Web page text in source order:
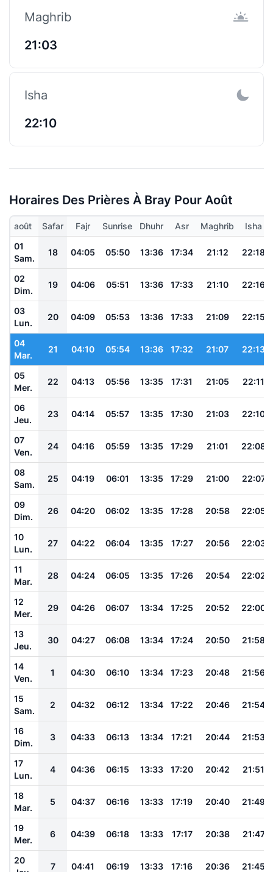
Maghrib
21:03
Isha
22:10
Horaires Des Prières À Bray Pour Août
août Safar Fajr Sunrise Dhuhr Asr Maghrib
Isha
01
Sam.
18 04:05 05:50 13:36 17:34 21:12 22:18
02
Dim.
19 04:06 05:51 13:36 17:33 21:10 22:16
03
Lun.
20 04:09 05:53 13:36 17:33 21:09 22:15
04
Mar.
21 04:10 05:54 13:36 17:32 21:07 22:13
05
Mer.
22 04:13 05:56 13:35 17:31 21:05 22:11
06
Jeu.
23 04:14 05:57 13:35 17:30 21:03 22:10
07
Ven.
24 04:16 05:59 13:35 17:29 21:01 22:08
08
Sam.
25 04:19 06:01 13:35 17:29 21:00 22:07
09
Dim.
26 04:20 06:02 13:35 17:28 20:58 22:05
10
Lun.
27 04:22 06:04 13:35 17:27 20:56 22:03
11
Mar.
28 04:24 06:05 13:35 17:26 20:54 22:02
12
Mer.
29 04:26 06:07 13:34 17:25 20:52 22:00
13
Jeu.
30 04:27 06:08 13:34 17:24 20:50 21:58
14
Ven.
1 04:30 06:10 13:34 17:23 20:48 21:56
15
Sam.
2 04:32 06:12 13:34 17:22 20:46 21:54
16
Dim.
3 04:33 06:13 13:34 17:21 20:44 21:53
17
Lun.
4 04:36 06:15 13:33 17:20 20:42 21:51
18
Mar.
5 04:37 06:16 13:33 17:19 20:40 21:49
19
Mer.
6 04:39 06:18 13:33 17:17 20:38 21:47
20
7 04:41 06:19 13:33 17:16 20:36 21:45